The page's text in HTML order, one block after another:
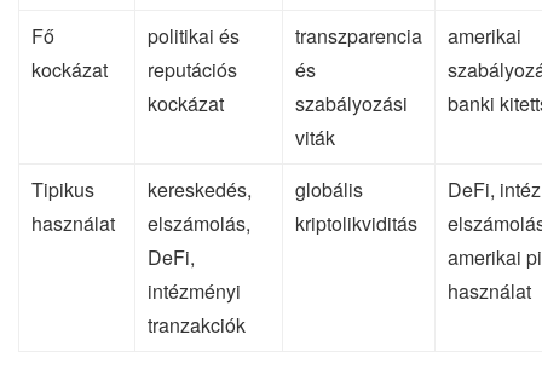
Fő
kockázat
politikai és
reputációs
kockázat
transzparencia
és
szabályozási
viták
amerikai
banki
Tipikus
használat
kereskedés,
elszámolás,
DeFi,
intézményi
tranzakciók
globális
kriptolikviditás
DeFi,
amerikai
használat